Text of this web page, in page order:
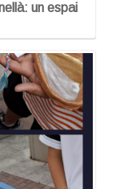
un espai